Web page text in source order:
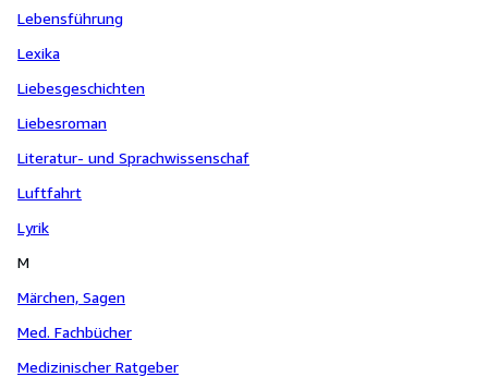
Lebensführung
Lexika
Liebesgeschichten
Liebesroman
Literatur- und Sprachwissenschaf
Luftfahrt
Lyrik
M
Märchen, Sagen
Med. Fachbücher
Medizinischer Ratgeber